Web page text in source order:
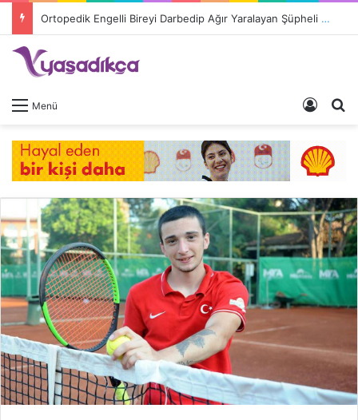
Ortopedik Engelli Bireyi Darbedip Ağır Yaralayan Şüpheli Tutuklandı
Menü Giriş